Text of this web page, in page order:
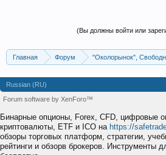
(Вы должны войти или
Главная Форум
"Околорынок",
Russian (RU)
Forum software by XenForo™
Бинарные опционы, Forex, CFD, цифровые
криптовалюты, ETF и ICO на https://
обзоры торговых платформ, стратегии,
рейтинги и обзорв брокеров. Инструменты